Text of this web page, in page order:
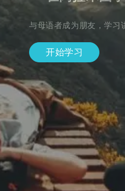
与母语者成为朋友，学习
开始学习